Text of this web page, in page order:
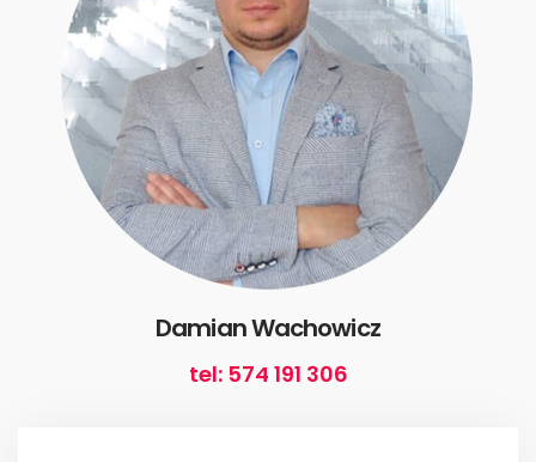
Damian Wachowicz
tel: 574 191 306